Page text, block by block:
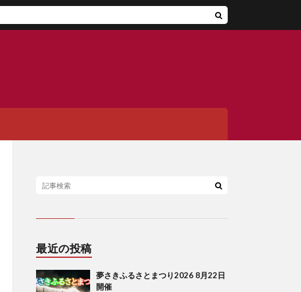
最近の投稿
夢さきふるさとまつり2026 8月22日
開催